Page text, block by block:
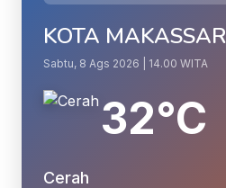
KOTA MAKASSAR
Sabtu, 8 Ags 2026 | 14.00 WITA
32°C
Cerah